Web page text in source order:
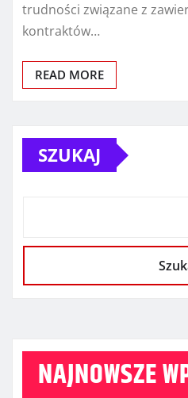
trudności związane z
kontraktów…
READ MORE
SZUKAJ
NAJNOWSZE